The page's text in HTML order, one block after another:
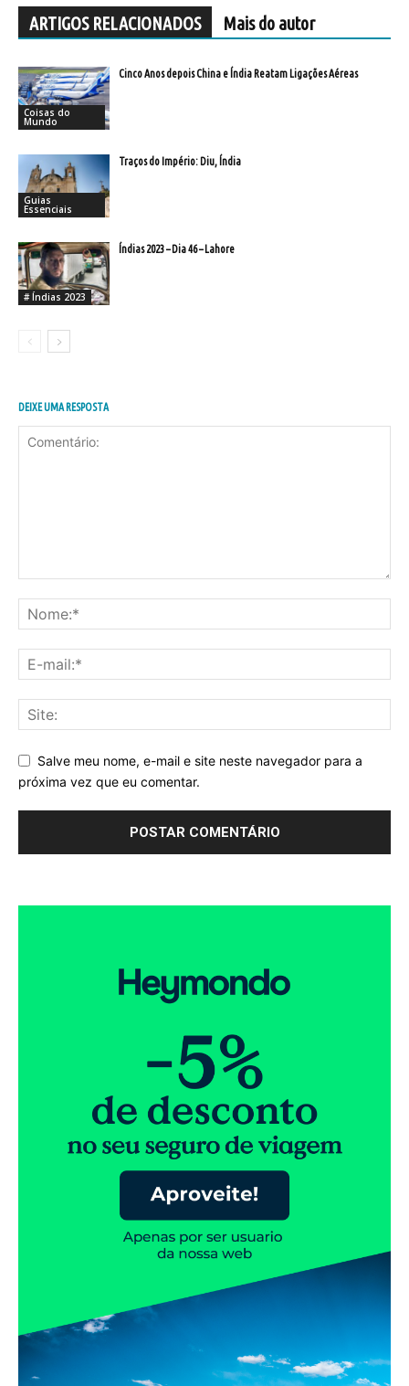
ARTIGOS RELACIONADOS Mais do autor
Coisas do
Mundo
Cinco Anos depois China e Índia Reatam Ligações Aéreas
Guias
Essenciais
Traços do Império: Diu, Índia
# Índias 2023
Índias 2023 – Dia 46 – Lahore
DEIXE UMA RESPOSTA
Salve meu nome, e-mail e site neste navegador para a
próxima vez que eu comentar.